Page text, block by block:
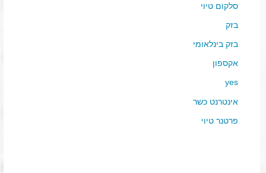
סלקום טיוי
בזק
בזק בינלאומי
אקספון
yes
אינטרנט כשר
פרטנר טיוי